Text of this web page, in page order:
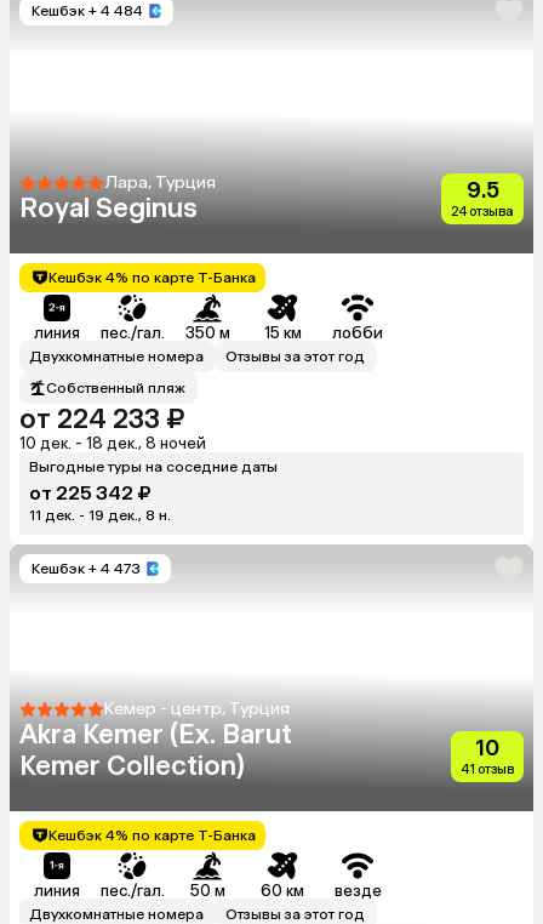
Кешбэк + 4 484
Лара, Турция
Royal Seginus
9.5
24 отзыва
Кешбэк 4% по карте Т-Банка
линия пес./гал. 350 м 15 км лобби
Двухкомнатные номера
Отзывы за этот год
Собственный пляж
от 224 233 ₽
10 дек. - 18 дек., 8 ночей
Выгодные туры на соседние даты
от 225 342 ₽
11 дек. - 19 дек., 8 н.
Кешбэк + 4 473
Кемер - центр, Турция
Akra Kemer (Ex. Barut
Kemer Collection)
10
41 отзыв
Кешбэк 4% по карте Т-Банка
линия пес./гал. 50 м 60 км везде
Двухкомнатные номера
Отзывы за этот год